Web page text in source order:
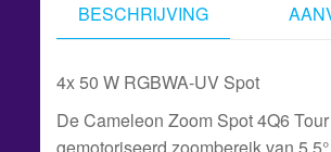
BESCHRIJVING
4x 50 W RGBWA-UV Spot
De Cameleon Zoom Spot 4Q6